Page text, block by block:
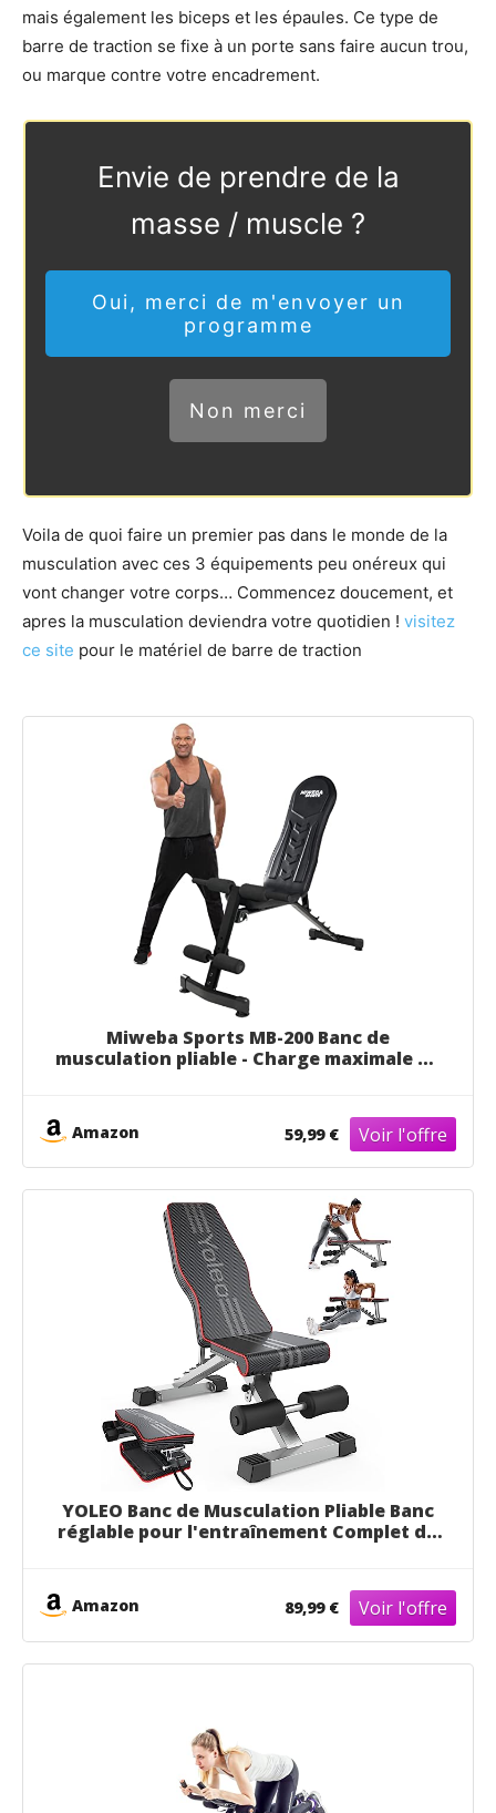
mais également les biceps et les épaules. Ce type de
barre de traction se fixe à un porte sans faire aucun trou,
ou marque contre votre encadrement.
Envie de prendre de la
masse / muscle ?
Oui, merci de m'envoyer un
programme
Non merci
Voila de quoi faire un premier pas dans le monde de la
musculation avec ces 3 équipements peu onéreux qui
vont changer votre corps… Commencez doucement, et
apres la musculation deviendra votre quotidien ! visitez
ce site pour le matériel de barre de traction
Miweba Sports MB-200 Banc de
musculation pliable - Charge maximale de
homme - Machine musculation - Fitness
Amazon 59,99 €
YOLEO Banc de Musculation Pliable Banc
réglable pour l'entraînement Complet du
Amazon 89,99 €